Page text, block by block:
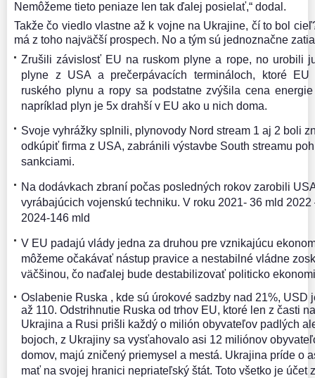
Nemôžeme tieto peniaze len tak ďalej posielať,“ dodal.
Takže čo viedlo vlastne až k vojne na Ukrajine, čí to bol
má z toho najväčší prospech. No a tým sú jednoznačne
Zrušili závislosť EU na ruskom plyne a rope, no urobili
plyne z USA a prečerpávacích termináloch, ktoré EU
ruského plynu a ropy sa podstatne zvýšila cena
napríklad plyn je 5x drahší v EU ako u nich doma.
Svoje vyhrážky splnili, plynovody Nord stream 1 aj 2 boli
odkúpiť firma z USA, zabránili výstavbe South streamu
sankciami.
Na dodávkach zbraní počas posledných rokov zarobili
vyrábajúcich vojenskú techniku. V roku 2021- 36 mld
2024-146 mld
V EU padajú vlády jedna za druhou pre vznikajúcu
môžeme očakávať nástup pravice a nestabilné vládne
väčšinou, čo naďalej bude destabilizovať politicko
Oslabenie Ruska , kde sú úrokové sadzby nad 21%, USD
až 110. Odstrihnutie Ruska od trhov EU, ktoré len z časti
Ukrajina a Rusi prišli každý o milión obyvateľov padlých
bojoch, z Ukrajiny sa vysťahovalo asi 12 miliónov
domov, majú zničený priemysel a mestá. Ukrajina príde o
mať na svojej hranici nepriateľský štát. Toto všetko je účet